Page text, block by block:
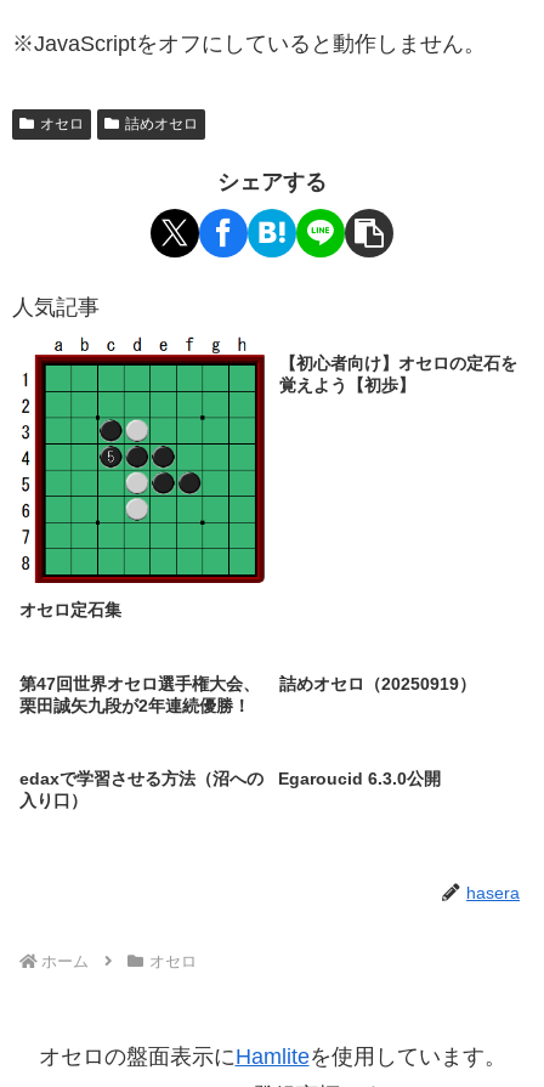
※JavaScriptをオフにしていると動作しません。
オセロ 詰めオセロ
シェアする
人気記事
オセロ定石集
【初心者向け】オセロの定石を
覚えよう【初歩】
第47回世界オセロ選手権大会、
栗田誠矢九段が2年連続優勝！
詰めオセロ（20250919）
edaxで学習させる方法（沼への
入り口）
Egaroucid 6.3.0公開
hasera
ホーム オセロ
オセロの盤面表示にHamliteを使用しています。